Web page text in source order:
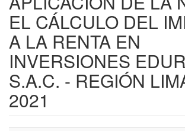
EL CÁLCULO DEL
A LA RENTA EN
INVERSIONES
S.A.C. - REGIÓN
2021